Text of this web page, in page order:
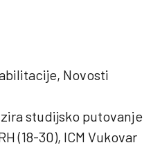
Novosti
studijsko putovanje
(18-30), ICM Vukovar